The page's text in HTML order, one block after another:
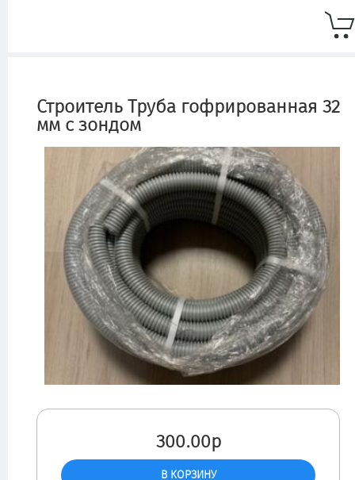
Строитель Труба гофрированная 32
мм с зондом
300.00р